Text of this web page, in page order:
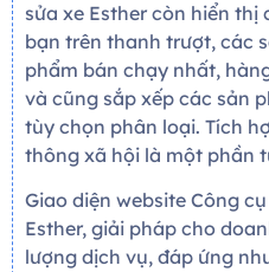
sửa xe Esther còn hiển
bạn trên thanh trượt, các
phẩm bán chạy nhất,
và cũng sắp xếp các sản
tùy chọn phân loại. Tích
thông xã hội là một phần
Giao diện website Công
Esther, giải pháp cho
lượng dịch vụ, đáp ứng